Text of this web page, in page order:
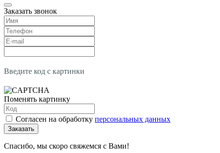
Заказать звонок
Введите код с картинки
Поменять картинку
Согласен на обработку персональных данных
Заказать
Спасибо, мы скоро свяжемся с Вами!